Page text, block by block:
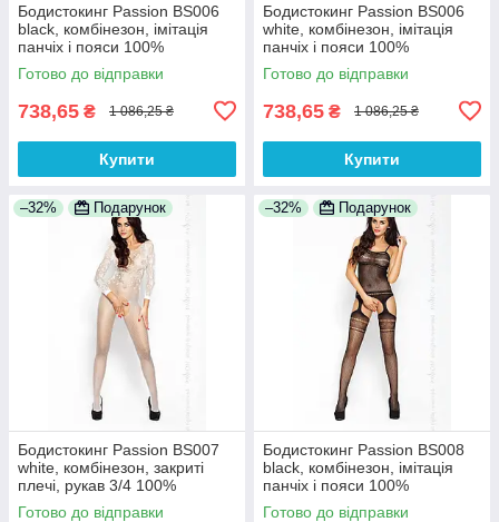
Бодистокинг Passion BS006
black, комбінезон, імітація
панчіх і пояси 100%
Анонімності
Готово до відправки
738,65 ₴ 1 086,25 ₴
Купити
Бодистокинг Passion BS006
white, комбінезон, імітація
панчіх і пояси 100%
Анонімності
Готово до відправки
738,65 ₴ 1 086,25 ₴
Купити
–32% Подарунок
Бодистокинг Passion BS007
white, комбінезон, закриті
плечі, рукав 3/4 100%
Анонімності
Готово до відправки
–32% Подарунок
Бодистокинг Passion BS008
black, комбінезон, імітація
панчіх і пояси 100%
Анонімності
Готово до відправки